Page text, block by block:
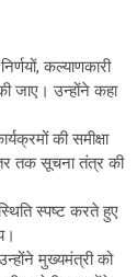
कल्याणकारी
जाए। उन्होंने कहा
की समीक्षा
तक सूचना तंत्र की
स्पष्ट करते हुए
मुख्यमंत्री को